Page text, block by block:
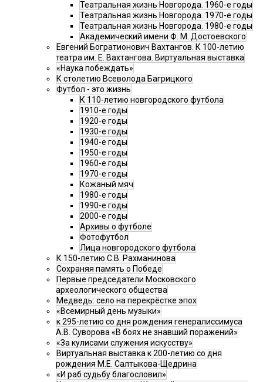
Театральная жизнь Новгорода. 1960-е годы
Театральная жизнь Новгорода. 1970-е годы
Театральная жизнь Новгорода. 1980-е годы
Академический имени Ф. М. Достоевского
Евгений Богратионович Вахтангов. К 100-летию
театра им. Е. Вахтангова. Виртуальная выставка
«Наука побеждать»
К столетию Всеволода Багрицкого
Футбол - это жизнь
К 110-летию новгородского футбола
1910-е годы
1920-е годы
1930-е годы
1940-е годы
1950-е годы
1960-е годы
1970-е годы
Кожаный мяч
1980-е годы
1990-е годы
2000-е годы
Архивы о футболе
Фотофутбол
Лица новгородского футбола
К 150-летию С.В. Рахманинова
Сохраняя память о Победе
Первые председатели Московского
археологического общества
Медведь: село на перекрёстке эпох
«Всемирный день музыки»
к 295-летию со дня рождения генералиссимуса
А.В. Суворова «В боях не знавший поражений»
«За кулисами служения искусству»
Виртуальная выставка к 200-летию со дня
рождения М.Е. Салтыкова-Щедрина
«И раб судьбу благословил»